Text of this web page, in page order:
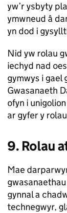
yw’r ysbyty
ymwneud â
yn dod i
Nid yw rolau
iechyd nad
gymwys i gael
Gwasanaeth
ofyn i
ar gyfer y
9. Rolau
Mae
gynnal a
technegwyr,